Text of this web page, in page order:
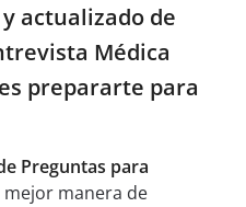
actualizado de
Médica
prepararte para
Preguntas para
mejor manera de